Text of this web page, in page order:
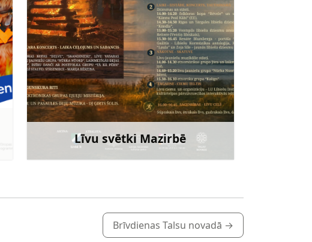
Līvu svētki Mazirbē
Uzzināt vairāk
Brīvdienas Talsu novadā →